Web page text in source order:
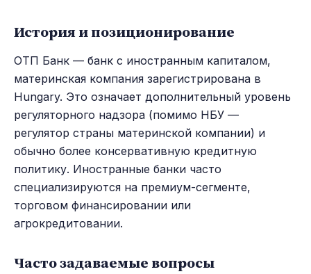
История и позиционирование
ОТП Банк — банк с иностранным капиталом,
материнская компания зарегистрирована в
Hungary. Это означает дополнительный уровень
регуляторного надзора (помимо НБУ —
регулятор страны материнской компании) и
обычно более консервативную кредитную
политику. Иностранные банки часто
специализируются на премиум-сегменте,
торговом финансировании или
агрокредитовании.
Часто задаваемые вопросы